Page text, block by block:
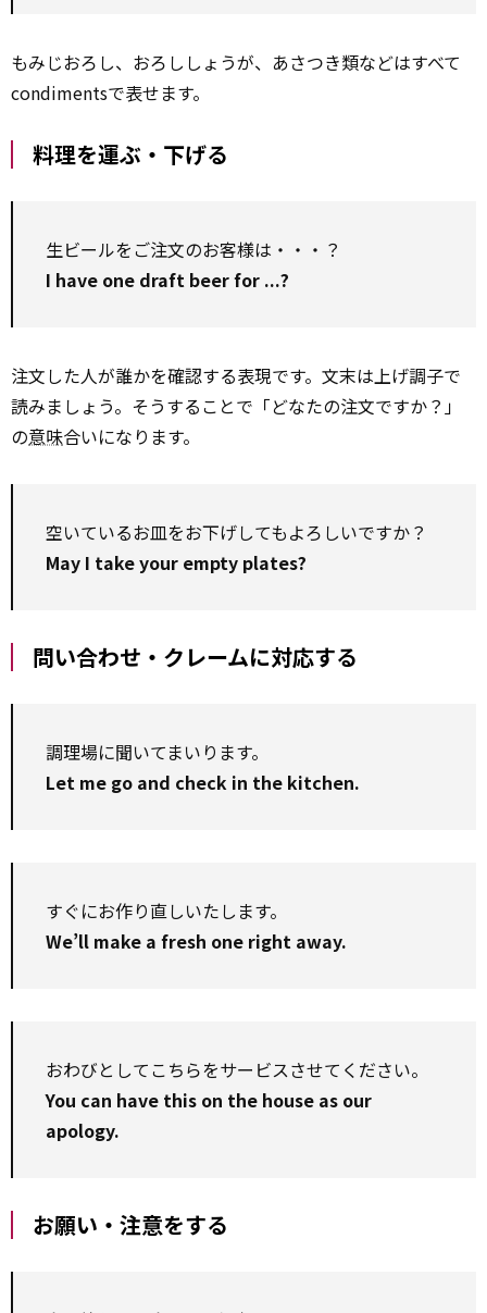
もみじおろし、おろししょうが、あさつき類などはすべて
condimentsで表せます。
料理を運ぶ・下げる
生ビールをご注文のお客様は・・・？
I have one draft beer for ...?
注文した人が誰かを確認する表現です。文末は上げ調子で
読みましょう。そうすることで「どなたの注文ですか？」
の意味合いになります。
空いているお皿をお下げしてもよろしいですか？
May I take your empty plates?
問い合わせ・クレームに対応する
調理場に聞いてまいります。
Let me go and check in the kitchen.
すぐにお作り直しいたします。
We’ll make a fresh one right away.
おわびとしてこちらをサービスさせてください。
You can have this on the house as our
apology.
お願い・注意をする